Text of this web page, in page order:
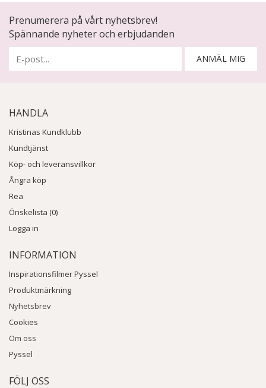
Prenumerera på vårt nyhetsbrev!
Spännande nyheter och erbjudanden
ANMÄL MIG
HANDLA
Kristinas Kundklubb
Kundtjänst
Köp- och leveransvillkor
Ångra köp
Rea
Önskelista (0)
Logga in
INFORMATION
Inspirationsfilmer Pyssel
Produktmärkning
Nyhetsbrev
Cookies
Om oss
Pyssel
FÖLJ OSS